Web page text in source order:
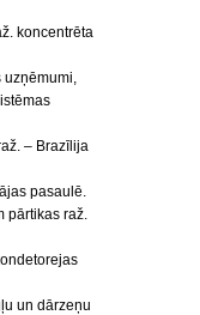
koncentrēta
uzņēmumi,
– Brazīlija
pasaulē.
pārtikas raž.
un dārzeņu